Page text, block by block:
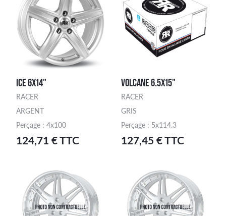
ICE 6X14"
RACER
ARGENT
Perçage : 4x100
124,71 € TTC
VOLCANE 6.5X15"
RACER
GRIS
Perçage : 5x114.3
127,45 € TTC